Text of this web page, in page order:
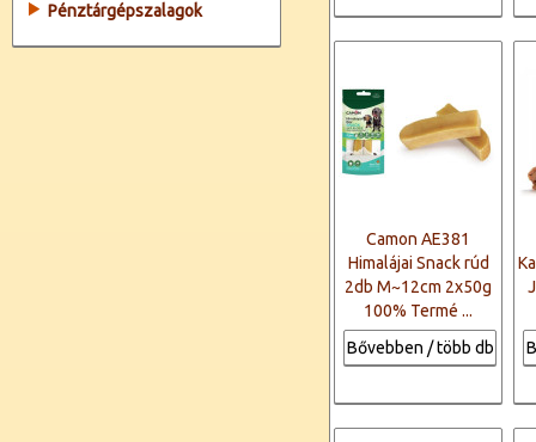
Pénztárgépszalagok
Camon AE381
Himalájai Snack rúd
2db M~12cm 2x50g
100% Termé ...
Bővebben / több db